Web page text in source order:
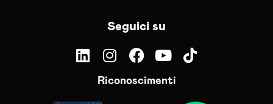
Seguici su
Riconoscimenti